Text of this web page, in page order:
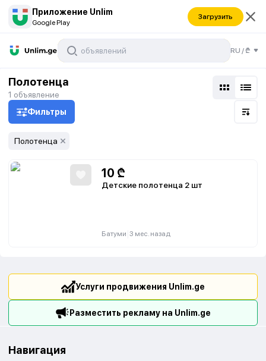
Приложение Unlim
Google Play
Загрузить
RU /₾
Полотенца
1 объявление
Фильтры
Полотенца
10 ₾
Детские полотенца 2 шт
Батуми 3 мес. назад
Услуги продвижения Unlim.ge
Разместить рекламу на Unlim.ge
Навигация